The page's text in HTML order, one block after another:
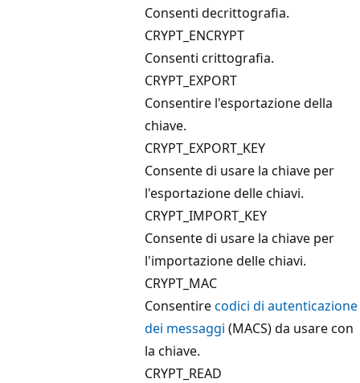
Consenti decrittografia.
CRYPT_ENCRYPT
Consenti crittografia.
CRYPT_EXPORT
Consentire l'esportazione della
chiave.
CRYPT_EXPORT_KEY
Consente di usare la chiave per
l'esportazione delle chiavi.
CRYPT_IMPORT_KEY
Consente di usare la chiave per
l'importazione delle chiavi.
CRYPT_MAC
Consentirecodici di autenticazione
dei messaggi (MACS) da usare con
la chiave.
CRYPT_READ